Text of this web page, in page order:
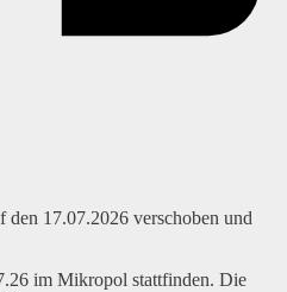
17.07.2026 verschoben und
im Mikropol stattfinden. Die